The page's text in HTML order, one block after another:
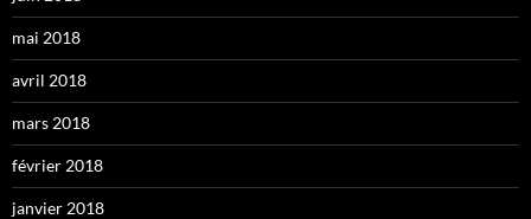
mai 2018
avril 2018
mars 2018
février 2018
janvier 2018